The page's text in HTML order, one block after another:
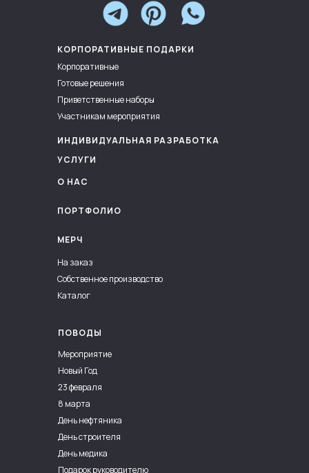
УСЛУГИ
ПОРТФОЛИО
О НАС
ИНДИВИДУАЛЬНАЯ РАЗРАБОТКА
КОРПОРАТИВНЫЕ ПОДАРКИ
Корпоративные
Готовые решения
Приветственные наборы
Участникам мероприятия
МЕРЧ
На заказ
Собственное производство
Каталог
ПОВОДЫ
Мероприятие
Новый Год
23 февраля
8 марта
День нефтяника
День строителя
День медика
Подарок руководителю